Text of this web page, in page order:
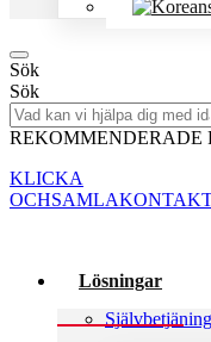
Sök
Sök
REKOMMENDERADE
KLICKA
OCHSAMLA
Lösningar
Självbetjäning